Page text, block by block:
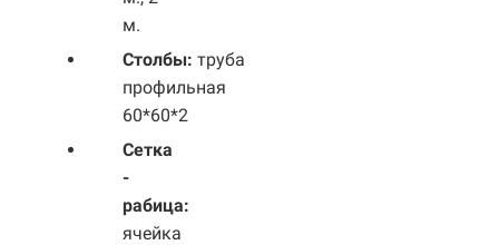
м.
Столбы: труба
профильная
60*60*2
Сетка
-
рабица:
ячейка